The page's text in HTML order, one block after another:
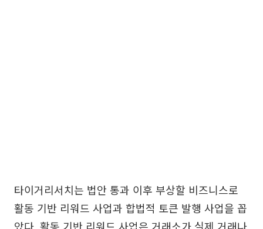
타이거리서치는 법안 통과 이후 부상할 비즈니스로
활동 기반 리워드 사업과 합법적 토큰 발행 사업을 꼽
았다. 활동 기반 리워드 사업은 거래소가 실제 거래나